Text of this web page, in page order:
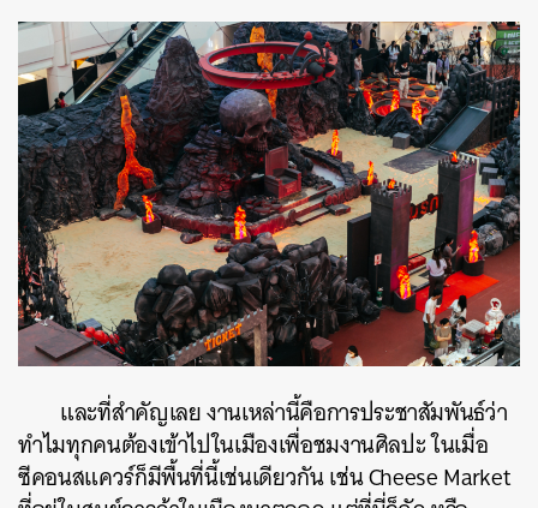
และที่สำคัญเลย งานเหล่านี้คือการประชาสัมพันธ์ว่า
ทำไมทุกคนต้องเข้าไปในเมืองเพื่อชมงานศิลปะ ในเมื่อ
ซีคอนสแควร์ก็มีพื้นที่นี้เช่นเดียวกัน เช่น Cheese Market